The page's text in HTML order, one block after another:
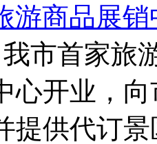
游商品展
我市首家
心开业，
提供代订